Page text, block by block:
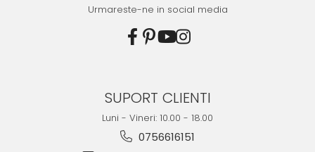
Urmareste-ne in social media
SUPORT CLIENTI
Luni - Vineri: 10.00 - 18.00
0756616151